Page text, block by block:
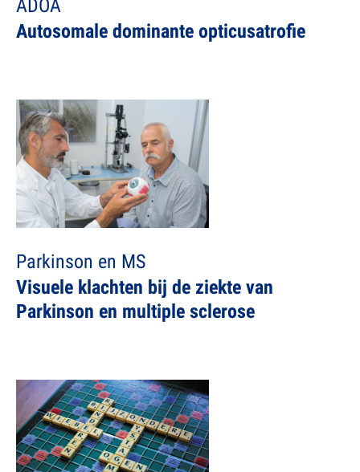
ADOA
Autosomale dominante opticusatrofie
Parkinson en MS
Visuele klachten bij de ziekte van
Parkinson en multiple sclerose